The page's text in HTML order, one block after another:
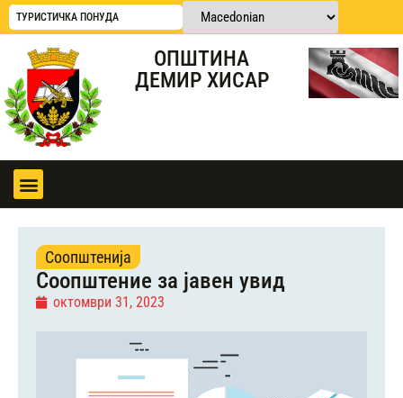
ТУРИСТИЧКА ПОНУДА
ОПШТИНА
ДЕМИР ХИСАР
Соопштенија
Соопштение за јавен увид
октомври 31, 2023